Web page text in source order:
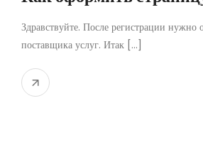
Здравствуйте. После регистрации
поставщика услуг. Итак [...]